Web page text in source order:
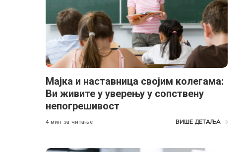
Мајка и наставница својим колегама:
Ви живите у уверењу у сопствену
непогрешивост
4 мин за читање ВИШЕ ДЕТАЉА